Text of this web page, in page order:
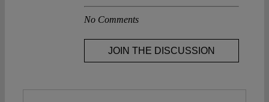
No Comments
JOIN THE DISCUSSION